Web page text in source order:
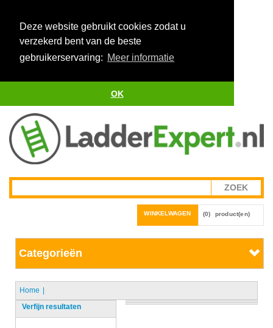
Deze website gebruikt cookies zodat u
verzekerd bent van de beste
gebruikerservaring: Meer informatie
OK
WINKELWAGEN (0) product(en)
Categorieën
Home
Verfijn resultaten